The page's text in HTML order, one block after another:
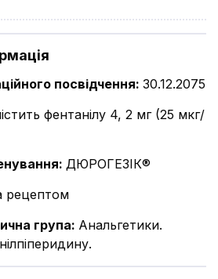
посвідчення: 30.12.2075
фентанілу 4, 2 мг (25 мкг/
: ДЮРОГЕЗІК®
рецептом
група: Анальгетики.